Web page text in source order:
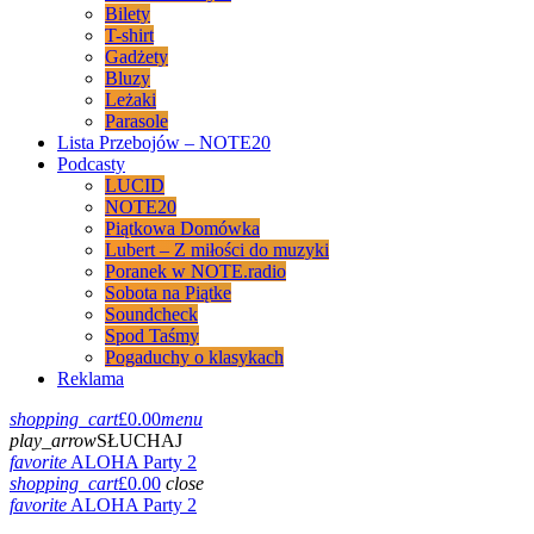
Bilety
T-shirt
Gadżety
Bluzy
Leżaki
Parasole
Lista Przebojów – NOTE20
Podcasty
LUCID
NOTE20
Piątkowa Domówka
Lubert – Z miłości do muzyki
Poranek w NOTE.radio
Sobota na Piątke
Soundcheck
Spod Taśmy
Pogaduchy o klasykach
Reklama
shopping_cart£0.00menu
play_arrowSŁUCHAJ
favoriteALOHA Party 2
shopping_cart£0.00 close
favoriteALOHA Party 2